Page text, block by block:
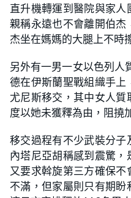
直升機轉運到醫院與家
親稱永遠也不會離開伯杰
杰坐在媽媽的大腿上不時
另外有一男一女以色列人
德在伊斯蘭聖戰組織手
尤尼斯移交，其中女人
度以她未獲釋為由，阻撓
移交過程有不少武裝分
內塔尼亞胡稱感到震驚，
又要求斡旋第三方確保
不滿，但家屬則只有期